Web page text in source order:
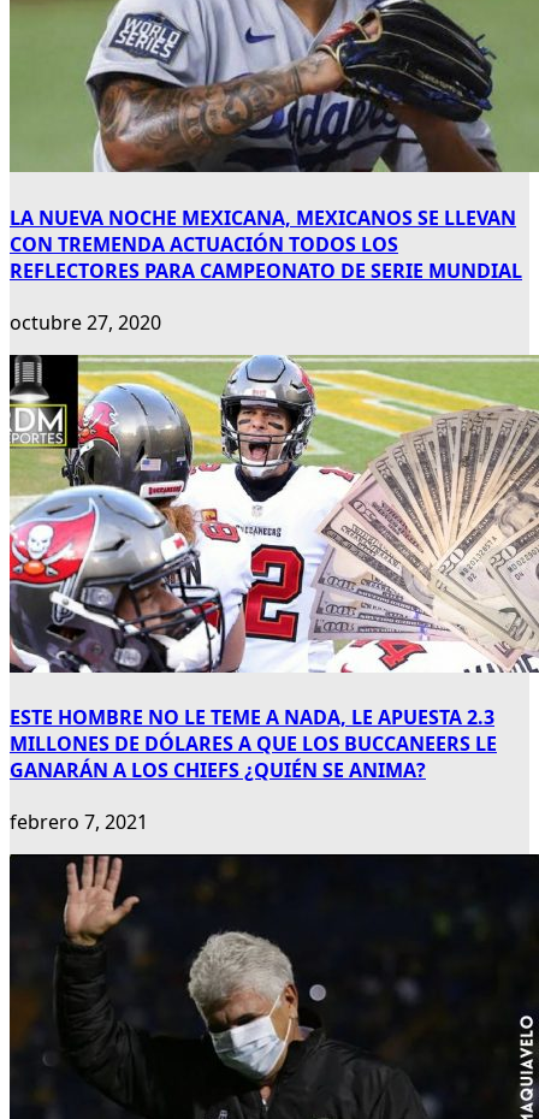
LA NUEVA NOCHE MEXICANA, MEXICANOS SE LLEVAN
CON TREMENDA ACTUACIÓN TODOS LOS
REFLECTORES PARA CAMPEONATO DE SERIE MUNDIAL
octubre 27, 2020
ESTE HOMBRE NO LE TEME A NADA, LE APUESTA 2.3
MILLONES DE DÓLARES A QUE LOS BUCCANEERS LE
GANARÁN A LOS CHIEFS ¿QUIÉN SE ANIMA?
febrero 7, 2021